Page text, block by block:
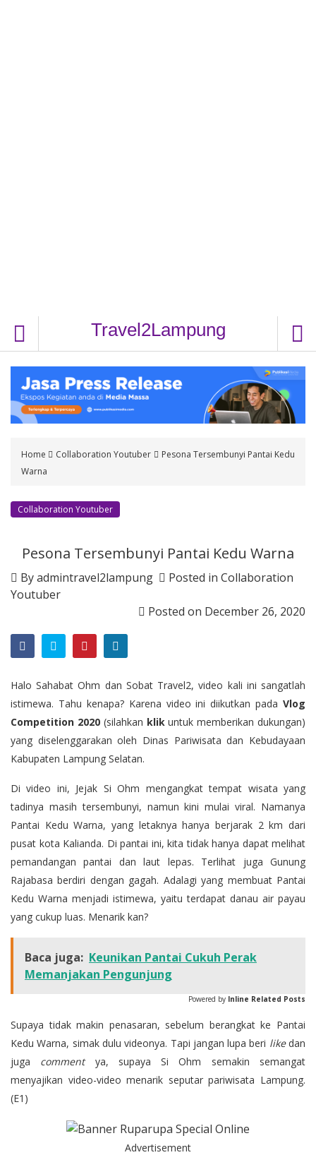
Travel2Lampung
Home Collaboration Youtuber
Pesona Tersembunyi Pantai Kedu
Warna
Collaboration Youtuber
Pesona Tersembunyi Pantai Kedu Warna
Byadmintravel2lampung Posted in Collaboration
Youtuber
Posted on December 26, 2020
Halo Sahabat Ohm dan Sobat Travel2, video kali ini sangatlah
istimewa. Tahu kenapa? Karena video ini diikutkan pada Vlog
Competition 2020(silahkan klikuntuk memberikan dukungan)
yang diselenggarakan oleh Dinas Pariwisata dan Kebudayaan
Kabupaten Lampung Selatan.
Di video ini, Jejak Si Ohm mengangkat tempat wisata yang
tadinya masih tersembunyi, namun kini mulai viral. Namanya
Pantai Kedu Warna, yang letaknya hanya berjarak 2 km dari
pusat kota Kalianda. Di pantai ini, kita tidak hanya dapat melihat
pemandangan pantai dan laut lepas. Terlihat juga Gunung
Rajabasa berdiri dengan gagah. Adalagi yang membuat Pantai
Kedu Warna menjadi istimewa, yaitu terdapat danau air payau
yang cukup luas. Menarik kan?
Baca juga: Keunikan Pantai Cukuh Perak
Memanjakan Pengunjung
Powered by Inline Related Posts
Supaya tidak makin penasaran, sebelum berangkat ke Pantai
Kedu Warna, simak dulu videonya. Tapi jangan lupa beri likedan
juga commentya, supaya Si Ohm semakin semangat
menyajikan video-video menarik seputar pariwisata Lampung.
(E1)
Advertisement